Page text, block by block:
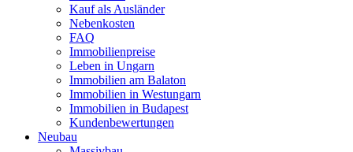
Kauf als Ausländer
Nebenkosten
FAQ
Immobilienpreise
Leben in Ungarn
Immobilien am Balaton
Immobilien in Westungarn
Immobilien in Budapest
Kundenbewertungen
Neubau